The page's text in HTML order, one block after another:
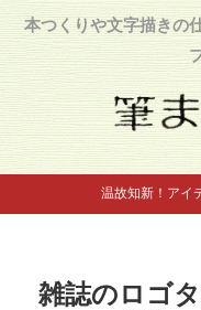
本つくりや文字描きの
温故知新！アイ
雑誌のロゴ